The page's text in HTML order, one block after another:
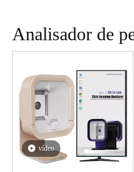
Analisador de
vídeo